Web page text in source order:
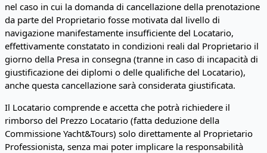
nel caso in cui la domanda di cancellazione della prenotazione
da parte del Proprietario fosse motivata dal livello di
navigazione manifestamente insufficiente del Locatario,
effettivamente constatato in condizioni reali dal Proprietario il
giorno della Presa in consegna (tranne in caso di incapacità di
giustificazione dei diplomi o delle qualifiche del Locatario),
anche questa cancellazione sarà considerata giustificata.
Il Locatario comprende e accetta che potrà richiedere il
rimborso del Prezzo Locatario (fatta deduzione della
Commissione Yacht&Tours) solo direttamente al Proprietario
Professionista, senza mai poter implicare la responsabilità